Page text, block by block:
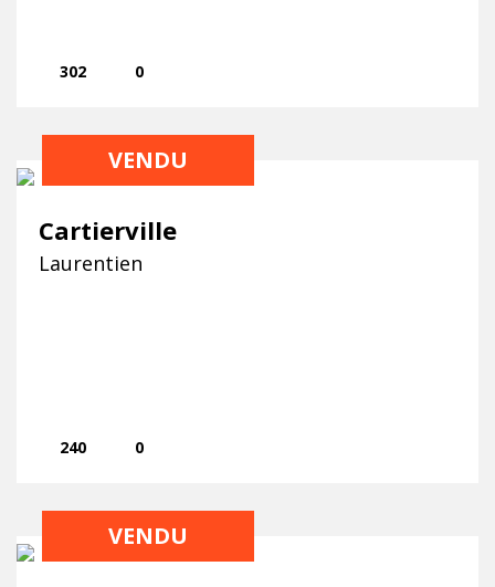
302 0
VENDU
Cartierville
Laurentien
240 0
VENDU